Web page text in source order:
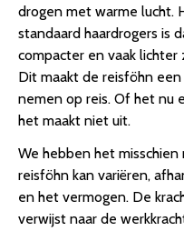
drogen met warme lucht.
standaard haardrogers is
compacter en vaak lichter
Dit maakt de reisföhn
nemen op reis. Of het nu
het maakt niet uit.
We hebben het
reisföhn kan variëren,
en het vermogen. De
verwijst naar de